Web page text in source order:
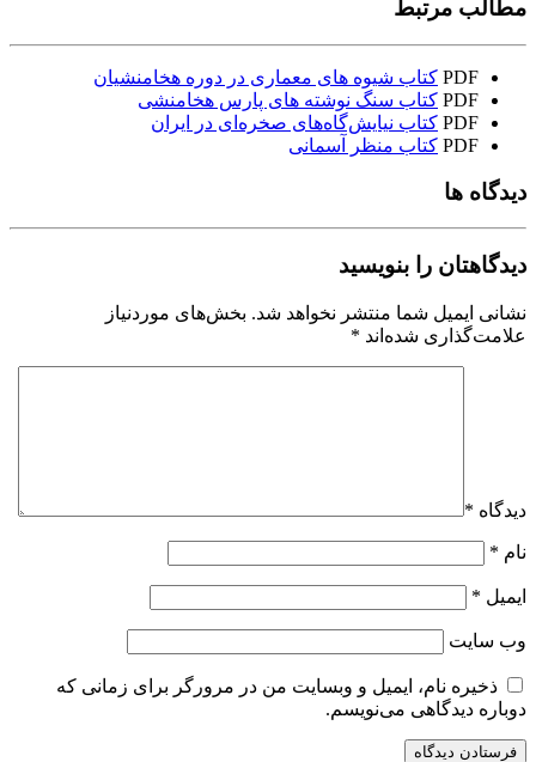
مطالب مرتبط
PDF کتاب شیوه های معماری در دوره هخامنشیان
PDF کتاب سنگ نوشته های پارس هخامنشی
PDF کتاب نیایش‌گاه‌های صخره‌ای در ایران
PDF کتاب منظر آسمانی
دیدگاه ها
دیدگاهتان را بنویسید
نشانی ایمیل شما منتشر نخواهد شد. بخش‌های موردنیاز
علامت‌گذاری شده‌اند *
دیدگاه *
نام *
ایمیل *
وب‌ سایت
ذخیره نام، ایمیل و وبسایت من در مرورگر برای زمانی که
دوباره دیدگاهی می‌نویسم.